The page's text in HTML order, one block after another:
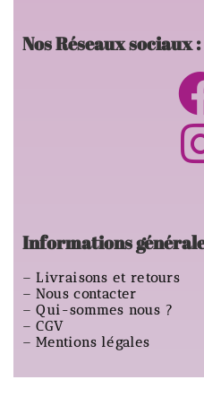
Nos Réseaux sociaux :
Informations
–Livraisons et retours
–Nous contacter
–Qui-sommes nous ?
–CGV
–Mentions légales